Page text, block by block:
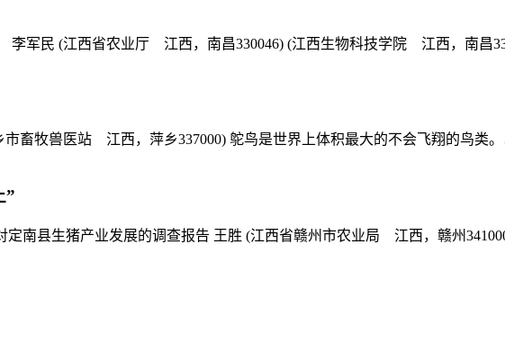
军民 (江西省农业厅 江西，南昌330046) (江西生物科技学院 江西，南昌
畜牧兽医站 江西，萍乡337000) 鸵鸟是世界上体积最大的不会飞翔的鸟类
”
南县生猪产业发展的调查报告 王胜 (江西省赣州市农业局 江西，赣州